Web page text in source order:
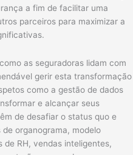
a fim de facilitar uma
parceiros para maximizar a
as seguradoras lidam com
gerir esta transformação
como a gestão de dados
e alcançar seus
de desafiar o status quo e
organograma, modelo
de RH, vendas inteligentes,